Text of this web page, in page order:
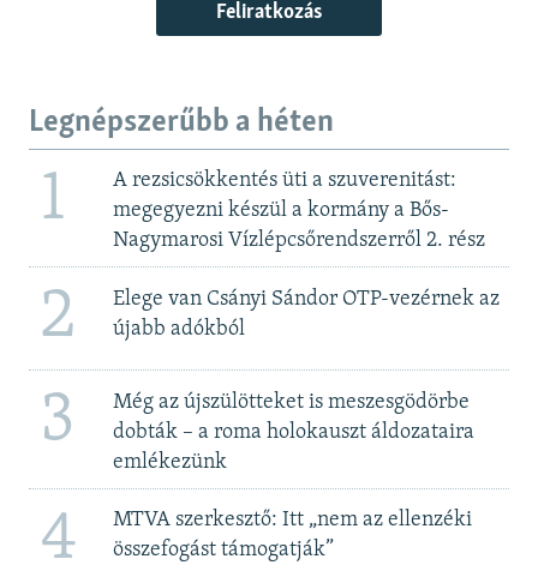
Feliratkozás
Legnépszerűbb a héten
1
A rezsicsökkentés üti a szuverenitást:
megegyezni készül a kormány a Bős-
Nagymarosi Vízlépcsőrendszerről 2. rész
2
Elege van Csányi Sándor OTP-vezérnek az
újabb adókból
3
Még az újszülötteket is meszesgödörbe
dobták – a roma holokauszt áldozataira
emlékezünk
4
MTVA szerkesztő: Itt „nem az ellenzéki
összefogást támogatják”